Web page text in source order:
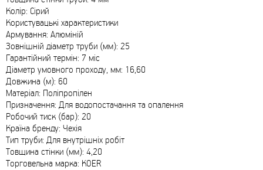
Колір: Сірий
Користувацькі характеристики
Армування: Алюміній
Зовнішній діаметр труби (мм): 25
Гарантійний термін: 7 міс
Діаметр умовного проходу, мм: 16,60
Довжина (м): 60
Матеріал: Поліпропілен
Призначення: Для водопостачання та опалення
Робочий тиск (бар): 20
Країна бренду: Чехія
Тип труби: Для внутрішніх робіт
Товщина стінки (мм): 4,20
Торговельна марка: KOER